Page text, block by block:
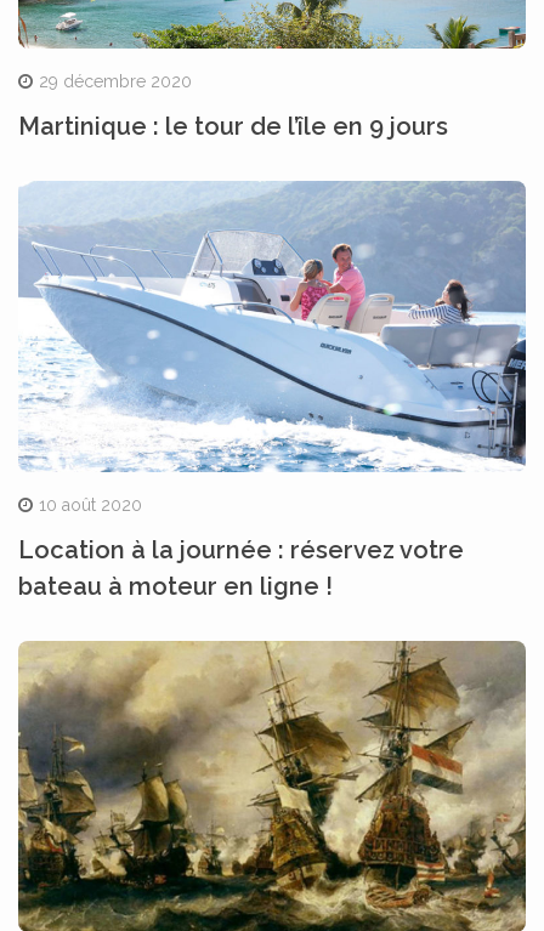
29 décembre 2020
Martinique : le tour de l’île en 9 jours
10 août 2020
Location à la journée : réservez votre
bateau à moteur en ligne !